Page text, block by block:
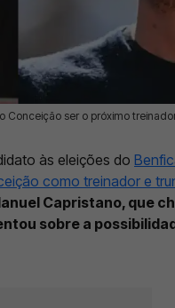
ser o próximo
às eleições do
como treinador e
Capristano, que
sobre a